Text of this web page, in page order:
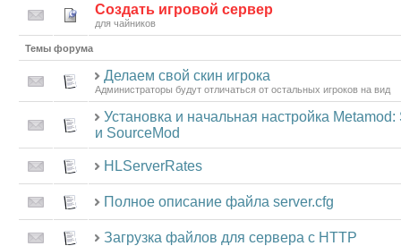
Создать игровой сервер
для чайников
Темы форума
Делаем свой скин игрока
Администраторы будут отличаться от остальных игроков на вид
Установка и начальная настройка Metamod:
и SourceMod
HLServerRates
Полное описание файла server.cfg
Загрузка файлов для сервера с HTTP